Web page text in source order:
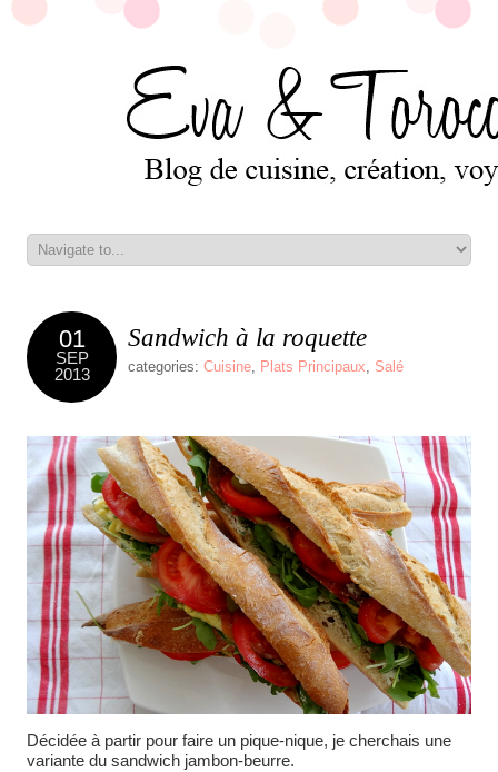
01
SEP
2013
Sandwich à la roquette
categories: Cuisine, Plats Principaux, Salé
Décidée à partir pour faire un pique-nique, je cherchais une
variante du sandwich jambon-beurre.